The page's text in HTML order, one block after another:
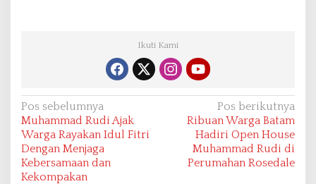
Ikuti Kami
N
a
v
i
Pos sebelumnya
Muhammad Rudi Ajak
Warga Rayakan Idul Fitri
Dengan Menjaga
Kebersamaan dan
Kekompakan
Pos berikutnya
Ribuan Warga Batam
Hadiri Open House
Muhammad Rudi di
Perumahan Rosedale